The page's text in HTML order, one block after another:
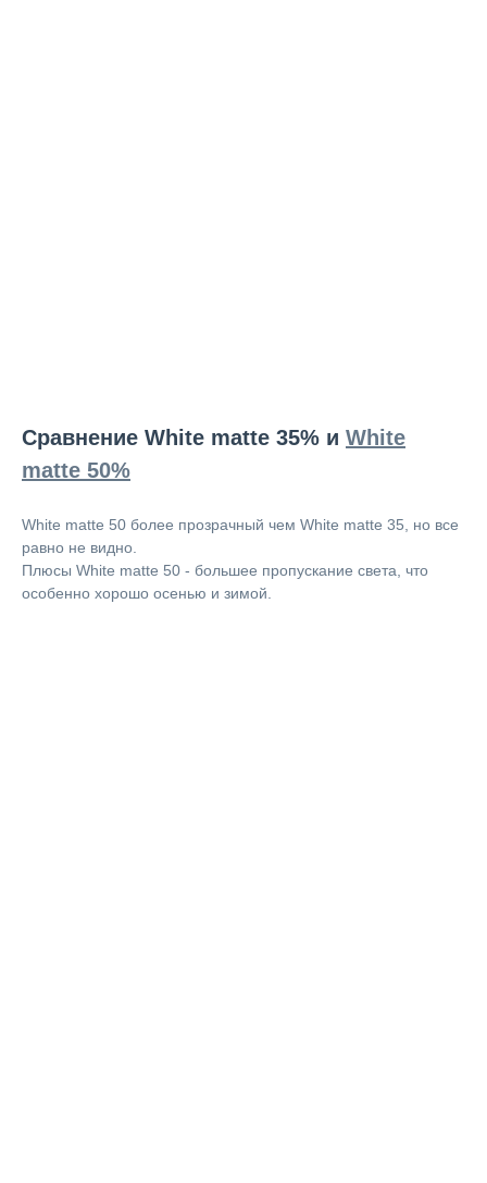
Сравнение White matte 35% и White
matte 50%
White matte 50 более прозрачный чем White matte 35, но все
равно не видно.
Плюсы White matte 50 - большее пропускание света, что
особенно хорошо осенью и зимой.